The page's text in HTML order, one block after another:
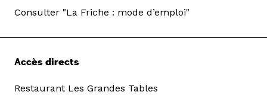
Consulter "La Friche : mode d’emploi"
Accès directs
Restaurant Les Grandes Tables